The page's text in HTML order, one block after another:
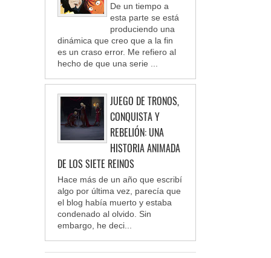
De un tiempo a
esta parte se está
produciendo una
dinámica que creo que a la fin
es un craso error. Me refiero al
hecho de que una serie ...
JUEGO DE TRONOS,
CONQUISTA Y
REBELIÓN: UNA
HISTORIA ANIMADA
DE LOS SIETE REINOS
Hace más de un año que escribí
algo por última vez, parecía que
el blog había muerto y estaba
condenado al olvido. Sin
embargo, he deci...